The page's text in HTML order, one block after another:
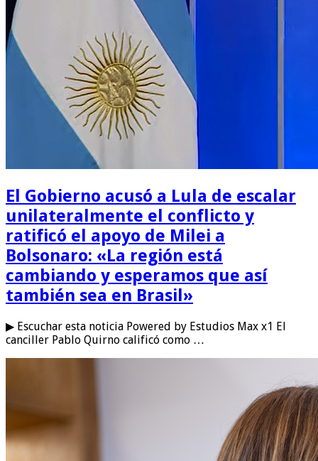
El Gobierno acusó a Lula de escalar
unilateralmente el conflicto y
ratificó el apoyo de Milei a
Bolsonaro: «La región está
cambiando y esperamos que así
también sea en Brasil»
▶ Escuchar esta noticia Powered by Estudios Max x1 El
canciller Pablo Quirno calificó como …